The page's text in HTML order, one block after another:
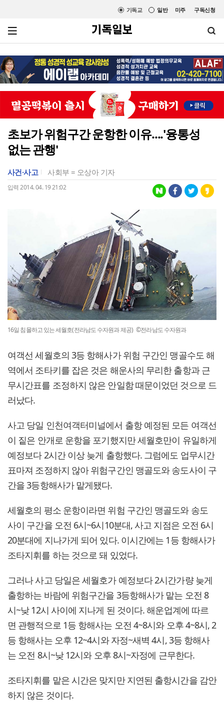
미주 구독신청
일반
기독교
초보가 위험구간 운항한 이유....'융통성
없는 관행'
사건·사고 사회부 = 오상아 기자
입력 2014. 04. 19 21:02
16일 침몰하고 있는 세월호(전라남도 수자원과 제공) ©전라남도 수자원과
여객선 세월호의 3등 항해사가 위험 구간인 맹골수도 해
역에서 조타키를 잡은 것은 해운사의 무리한 출항과 근
무시간표를 조정하지 않은 안일함 때문이었던 것으로 드
러났다.
사고 당일 인천여객터미널에서 출항 예정된 모든 여객선
이 짙은 안개로 운항을 포기했지만 세월호만이 유일하게
예정보다 2시간 이상 늦게 출항했다. 그럼에도 업무시간
표마져 조정하지 않아 위험구간인 맹골도와 송도사이 구
간을 3등항해사가 맡게됐다.
세월호의 평소 운항이라면 위험 구간인 맹골도와 송도
사이 구간을 오전 6시~6시10분대, 사고 지점은 오전 6시
20분대에 지나가게 되어 있다. 이시간에는 1등 항해사가
조타지휘를 하는 것으로 돼 있었다.
그러나 사고 당일은 세월호가 예정보다 2시간가량 늦게
출항하는 바람에 위험구간을 3등항해사가 맡는 오전 8
시~낮 12시 사이에 지나게 된 것이다. 해운업계에 따르
면 관행적으로 1등 항해사는 오전 4~8시와 오후 4~8시, 2
등 항해사는 오후 12~4시와 자정~새벽 4시, 3등 항해사
는 오전 8시~낮 12시와 오후 8시~자정에 근무한다.
조타지휘를 맡은 시간은 맞지만 지연된 출항시간을 감안
하지 않은 것이다.